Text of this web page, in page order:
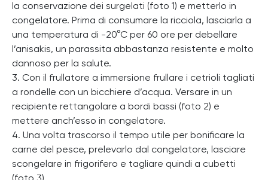
la conservazione dei surgelati (foto 1) e metterlo in
congelatore. Prima di consumare la ricciola, lasciarla a
una temperatura di -20°C per 60 ore per debellare
l’anisakis, un parassita abbastanza resistente e molto
dannoso per la salute.
3. Con il frullatore a immersione frullare i cetrioli tagliati
a rondelle con un bicchiere d’acqua. Versare in un
recipiente rettangolare a bordi bassi (foto 2) e
mettere anch’esso in congelatore.
4. Una volta trascorso il tempo utile per bonificare la
carne del pesce, prelevarlo dal congelatore, lasciare
scongelare in frigorifero e tagliare quindi a cubetti